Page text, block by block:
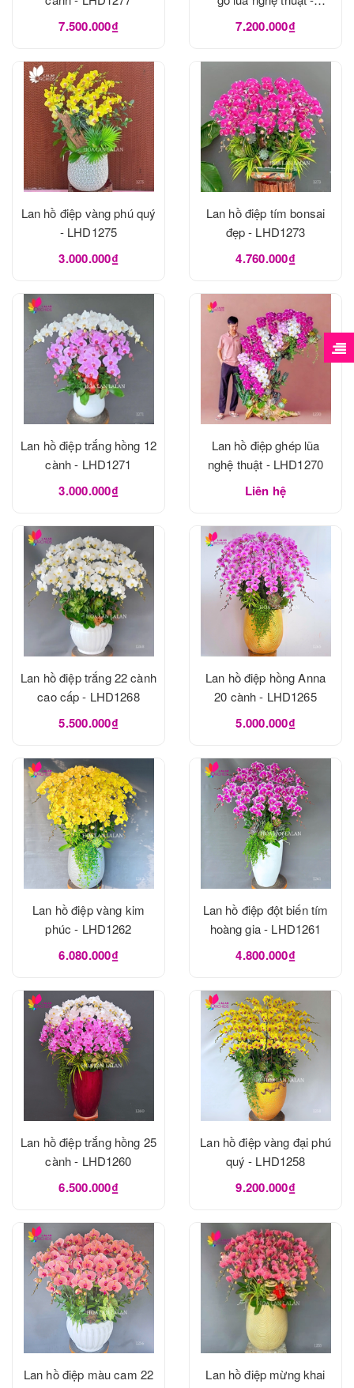
7.500.000₫
LHD1273
7.200.000₫
Lan hồ điệp vàng phú quý
- LHD1275
3.000.000₫
Lan hồ điệp tím bonsai
đẹp - LHD1273
4.760.000₫
Lan hồ điệp trắng hồng 12
cành - LHD1271
3.000.000₫
Lan hồ điệp ghép lũa
nghệ thuật - LHD1270
Liên hệ
Lan hồ điệp trắng 22 cành
cao cấp - LHD1268
5.500.000₫
Lan hồ điệp hồng Anna
20 cành - LHD1265
5.000.000₫
Lan hồ điệp vàng kim
phúc - LHD1262
6.080.000₫
Lan hồ điệp đột biến tím
hoàng gia - LHD1261
4.800.000₫
Lan hồ điệp trắng hồng 25
cành - LHD1260
6.500.000₫
Lan hồ điệp vàng đại phú
quý - LHD1258
9.200.000₫
Lan hồ điệp màu cam 22
Lan hồ điệp mừng khai